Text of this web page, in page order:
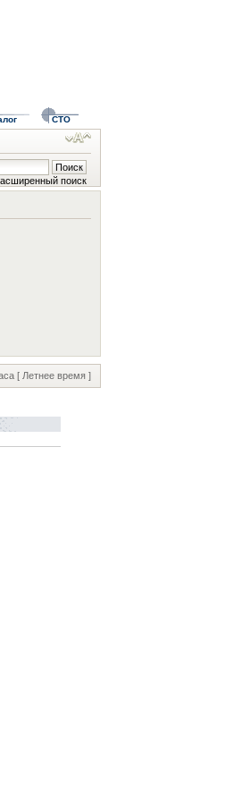
СТО
поиск
[ Летнее время ]